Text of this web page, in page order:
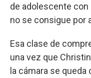
de adolescente
no se consigue por
Esa clase de
una vez que
la cámara se